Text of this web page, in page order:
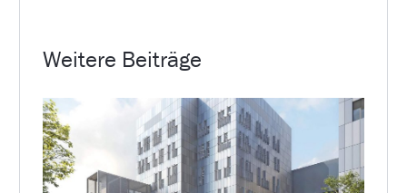
Weitere Beiträge